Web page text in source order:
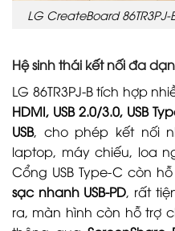
LG CreateBoard
Hệ sinh thái kết nối đa
LG 86TR3PJ-B tích hợp
HDMI, USB 2.0/3.0, USB
USB, cho phép kết nối
laptop, máy chiếu, loa
Cổng USB Type-C còn
sạc nhanh USB-PD, rất
ra, màn hình còn hỗ trợ